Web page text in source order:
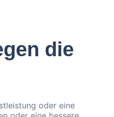
die
oder eine